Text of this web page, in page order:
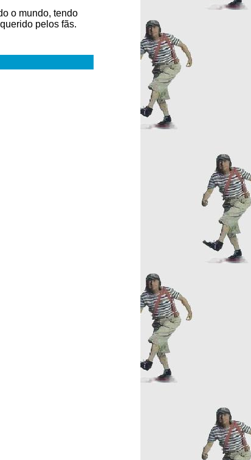
o mundo, tendo
pelos fãs.